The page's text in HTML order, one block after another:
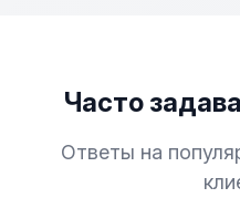
Часто
Ответы на